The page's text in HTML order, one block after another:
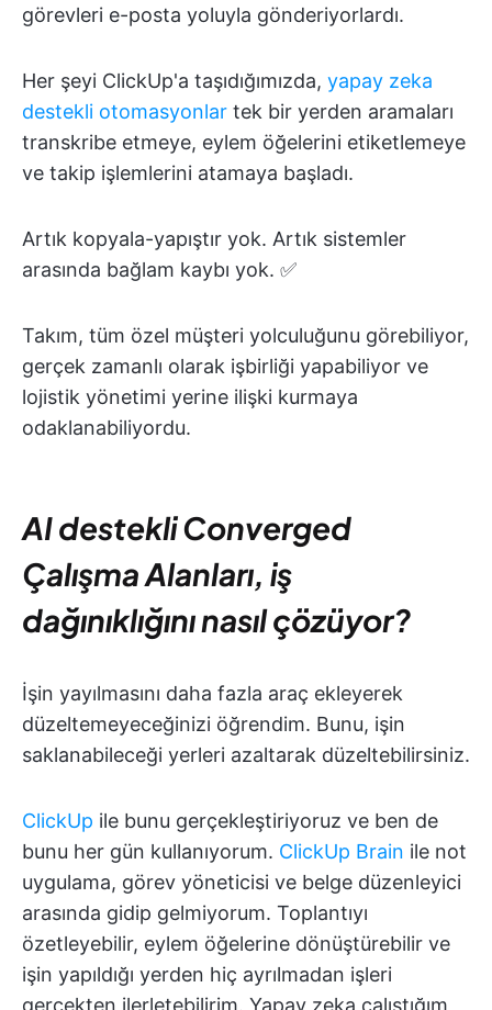
görevleri e-posta yoluyla gönderiyorlardı.
Her şeyi ClickUp'a taşıdığımızda, yapay zeka
destekli otomasyonlar tek bir yerden aramaları
transkribe etmeye, eylem öğelerini etiketlemeye
ve takip işlemlerini atamaya başladı.
Artık kopyala-yapıştır yok. Artık sistemler
arasında bağlam kaybı yok. ✅
Takım, tüm özel müşteri yolculuğunu görebiliyor,
gerçek zamanlı olarak işbirliği yapabiliyor ve
lojistik yönetimi yerine ilişki kurmaya
odaklanabiliyordu.
AI destekli Converged
Çalışma Alanları, iş
dağınıklığını nasıl çözüyor?
İşin yayılmasını daha fazla araç ekleyerek
düzeltemeyeceğinizi öğrendim. Bunu, işin
saklanabileceği yerleri azaltarak düzeltebilirsiniz.
ClickUp ile bunu gerçekleştiriyoruz ve ben de
bunu her gün kullanıyorum. ClickUp Brain ile not
uygulama, görev yöneticisi ve belge düzenleyici
arasında gidip gelmiyorum. Toplantıyı
özetleyebilir, eylem öğelerine dönüştürebilir ve
işin yapıldığı yerden hiç ayrılmadan işleri
gerçekten ilerletebilirim. Yapay zeka çalıştığım